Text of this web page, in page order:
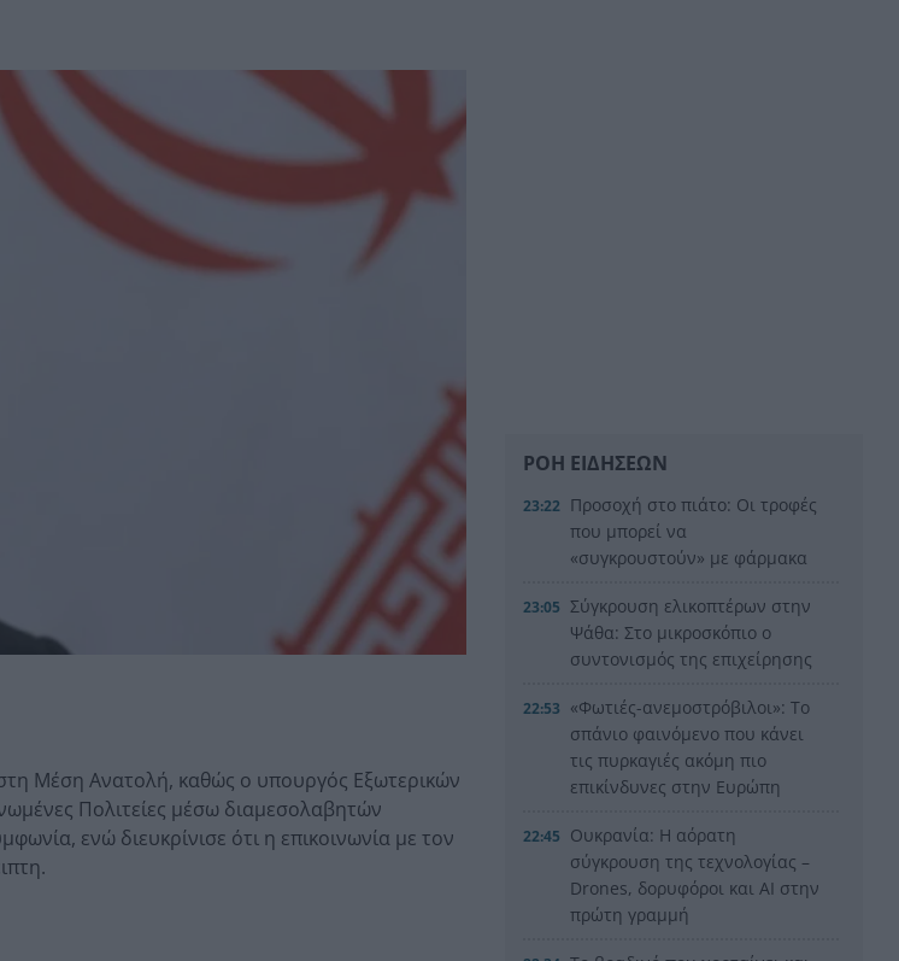
Μέση Ανατολή, καθώς ο υπουργός Εξωτερικών
Πολιτείες μέσω διαμεσολαβητών
ενώ διευκρίνισε ότι η επικοινωνία με τον
ΡΟΗ ΕΙΔΗΣΕΩΝ
23:22 Προσοχή στο πιάτο: Οι τροφές
που μπορεί να
«συγκρουστούν» με φάρμακα
23:05 Σύγκρουση ελικοπτέρων στην
Ψάθα: Στο μικροσκόπιο ο
συντονισμός της επιχείρησης
22:53 «Φωτιές-ανεμοστρόβιλοι»: Το
σπάνιο φαινόμενο που κάνει
τις πυρκαγιές ακόμη πιο
επικίνδυνες στην Ευρώπη
22:45 Ουκρανία: Η αόρατη
σύγκρουση της τεχνολογίας –
Drones, δορυφόροι και AI στην
πρώτη γραμμή